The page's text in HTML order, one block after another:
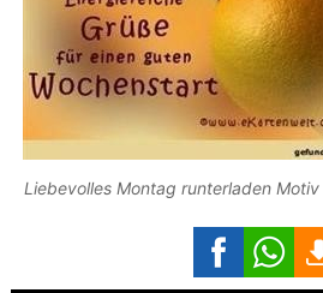
Liebevolles Montag runterladen